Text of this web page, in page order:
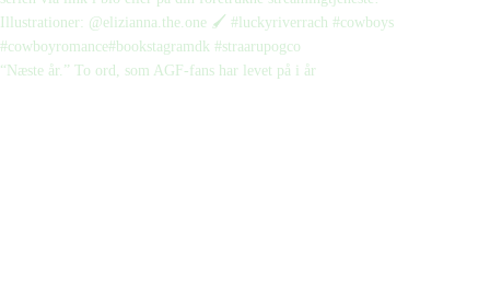
“Næste år.” To ord, som AGF-fans har levet på i år